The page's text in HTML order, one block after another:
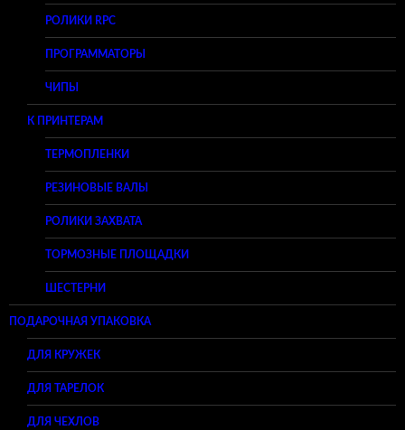
РОЛИКИ RPC
ПРОГРАММАТОРЫ
ЧИПЫ
К ПРИНТЕРАМ
ТЕРМОПЛЕНКИ
РЕЗИНОВЫЕ ВАЛЫ
РОЛИКИ ЗАХВАТА
ТОРМОЗНЫЕ ПЛОЩАДКИ
ШЕСТЕРНИ
ПОДАРОЧНАЯ УПАКОВКА
ДЛЯ КРУЖЕК
ДЛЯ ТАРЕЛОК
ДЛЯ ЧЕХЛОВ